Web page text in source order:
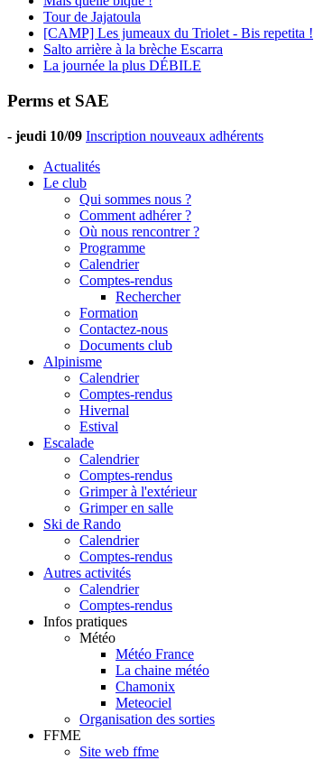
Tour de Jajatoula
[CAMP] Les jumeaux du Triolet - Bis repetita !
Salto arrière à la brèche Escarra
La journée la plus DÉBILE
Perms et SAE
- jeudi 10/09 Inscription nouveaux adhérents
Actualités
Le club
Qui sommes nous ?
Comment adhérer ?
Où nous rencontrer ?
Programme
Calendrier
Comptes-rendus
Rechercher
Formation
Contactez-nous
Documents club
Alpinisme
Calendrier
Comptes-rendus
Hivernal
Estival
Escalade
Calendrier
Comptes-rendus
Grimper à l'extérieur
Grimper en salle
Ski de Rando
Calendrier
Comptes-rendus
Autres activités
Calendrier
Comptes-rendus
Infos pratiques
Météo
Météo France
La chaine météo
Chamonix
Meteociel
Organisation des sorties
FFME
Site web ffme